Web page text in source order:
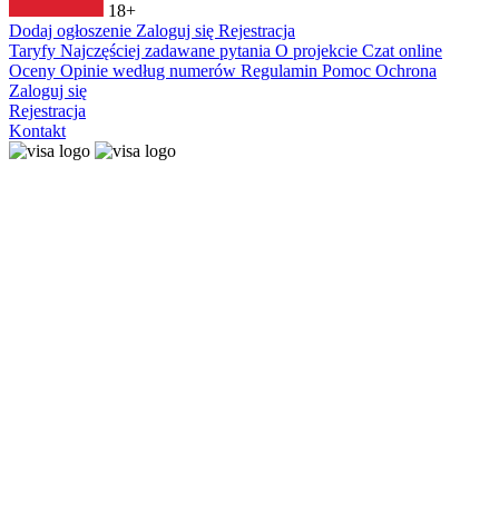
18+
Dodaj ogłoszenie Zaloguj się Rejestracja
Taryfy Najczęściej zadawane pytania O projekcie Czat online
Oceny Opinie według numerów Regulamin Pomoc Ochrona
Zaloguj się
Rejestracja
Kontakt